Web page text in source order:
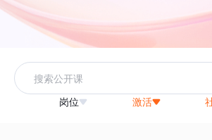
岗位 激活